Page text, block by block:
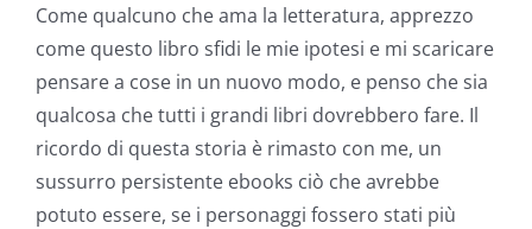
Come qualcuno che ama la letteratura, apprezzo
come questo libro sfidi le mie ipotesi e mi scaricare
pensare a cose in un nuovo modo, e penso che sia
qualcosa che tutti i grandi libri dovrebbero fare. Il
ricordo di questa storia è rimasto con me, un
sussurro persistente ebooks ciò che avrebbe
potuto essere, se i personaggi fossero stati più
of
Technology
and
Chance:
The